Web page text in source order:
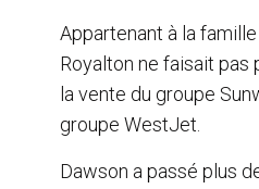
Appartenant à la
Royalton ne faisait
la vente du groupe
groupe WestJet.
Dawson a passé plus